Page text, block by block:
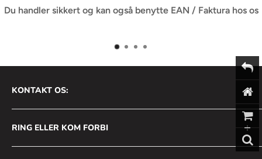
Du handler sikkert og kan også benytte EAN / Faktura hos os
KONTAKT OS:
Bådehavnsgade 2B
2450 København SV
RING ELLER KOM FORBI